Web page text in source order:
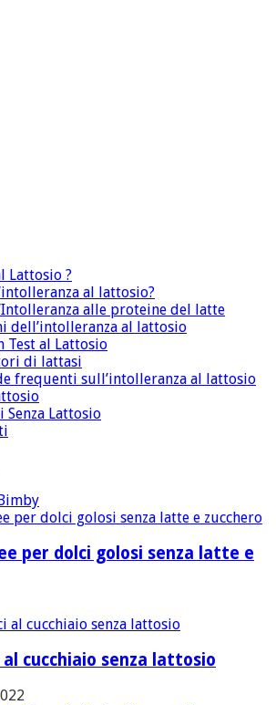
Lattosio ?
al lattosio?
alle proteine del latte
dell’intolleranza al lattosio
Test al Lattosio
di lattasi
frequenti sull’intolleranza al lattosio
Senza Lattosio
per dolci golosi senza latte e
al cucchiaio senza lattosio